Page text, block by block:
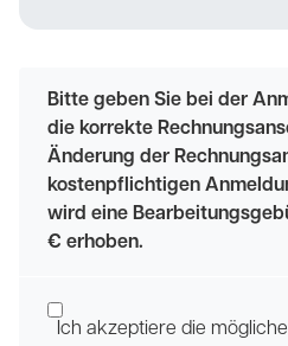
Bitte geben Sie bei der
die korrekte
Änderung der
kostenpflichtigen
wird eine
€ erhoben.
Ich akzeptiere die